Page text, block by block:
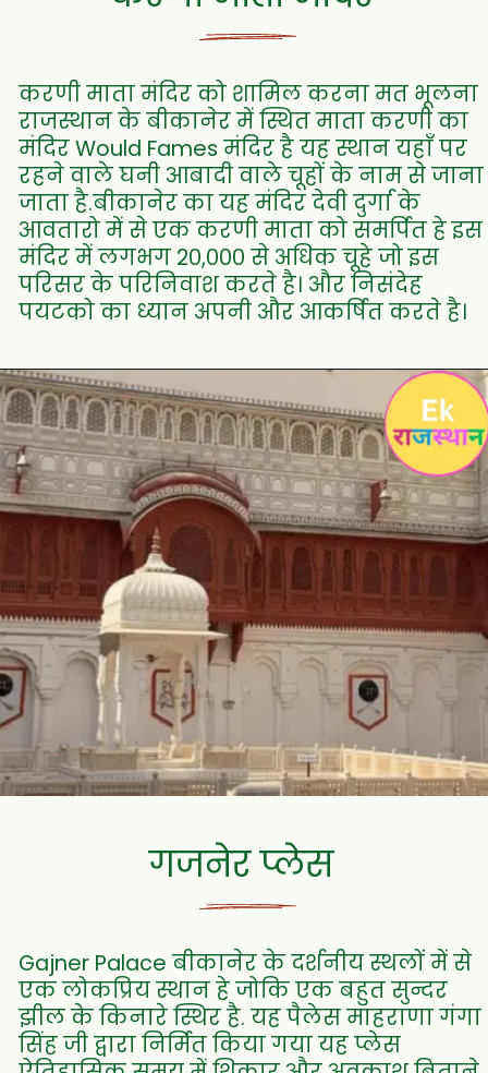
करणी माता मंदिर को शामिल करना मत भूलना
राजस्थान के बीकानेर में स्थित माता करणी का
मंदिर Would Fames मंदिर है यह स्थान यहाँ पर
रहने वाले घनी आबादी वाले चूहों के नाम से जाना
जाता है.बीकानेर का यह मंदिर देवी दुर्गा के
आवतारो में से एक करणी माता को समर्पित हे इस
मंदिर में लगभग 2०,००० से अधिक चूहे जो इस
परिसर के परिनिवाश करते है। और निसंदेह
पयटको का ध्यान अपनी और आकर्षित करते है।
गजनेर प्लेस
Gajner Palace बीकानेर के दर्शनीय स्थलों में से
एक लोकप्रिय स्थान हे जोकि एक बहुत सुन्दर
झील के किनारे स्थिर है. यह पैलेस माहराणा गंगा
सिंह जी द्वारा निर्मित किया गया यह प्लेस